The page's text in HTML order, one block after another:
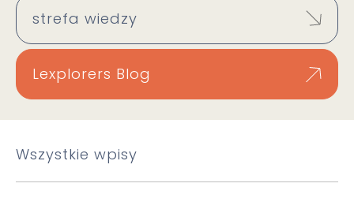
strefa wiedzy
Lexplorers Blog
Wszystkie wpisy